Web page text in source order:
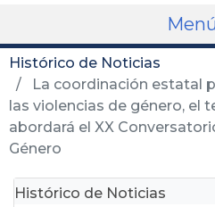
Histórico de Noticias
La coordinación estatal
las violencias de género, el
abordará el XX
Género
Histórico de Noticias